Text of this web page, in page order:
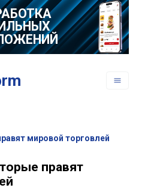
мировой торговлей
правят